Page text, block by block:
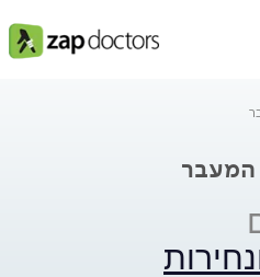
המעבר